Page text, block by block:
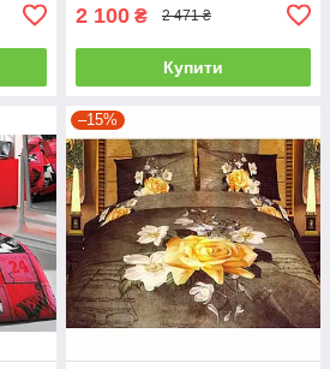
2 100 ₴ 2 471 ₴
Купити
–15%